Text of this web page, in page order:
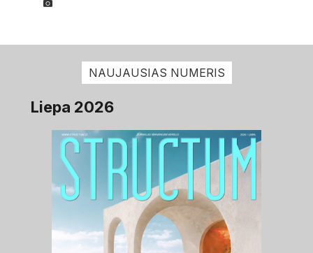
NAUJAUSIAS NUMERIS
Liepa 2026